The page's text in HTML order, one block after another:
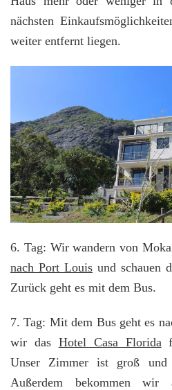
nächsten
weiter entfernt liegen.
6. Tag: Wir wandern von Moka
nach Port Louis und schauen
Zurück geht es mit dem Bus.
7. Tag: Mit dem Bus geht es
wir das Hotel Casa Florida
Unser Zimmer ist groß und
Außerdem bekommen wir